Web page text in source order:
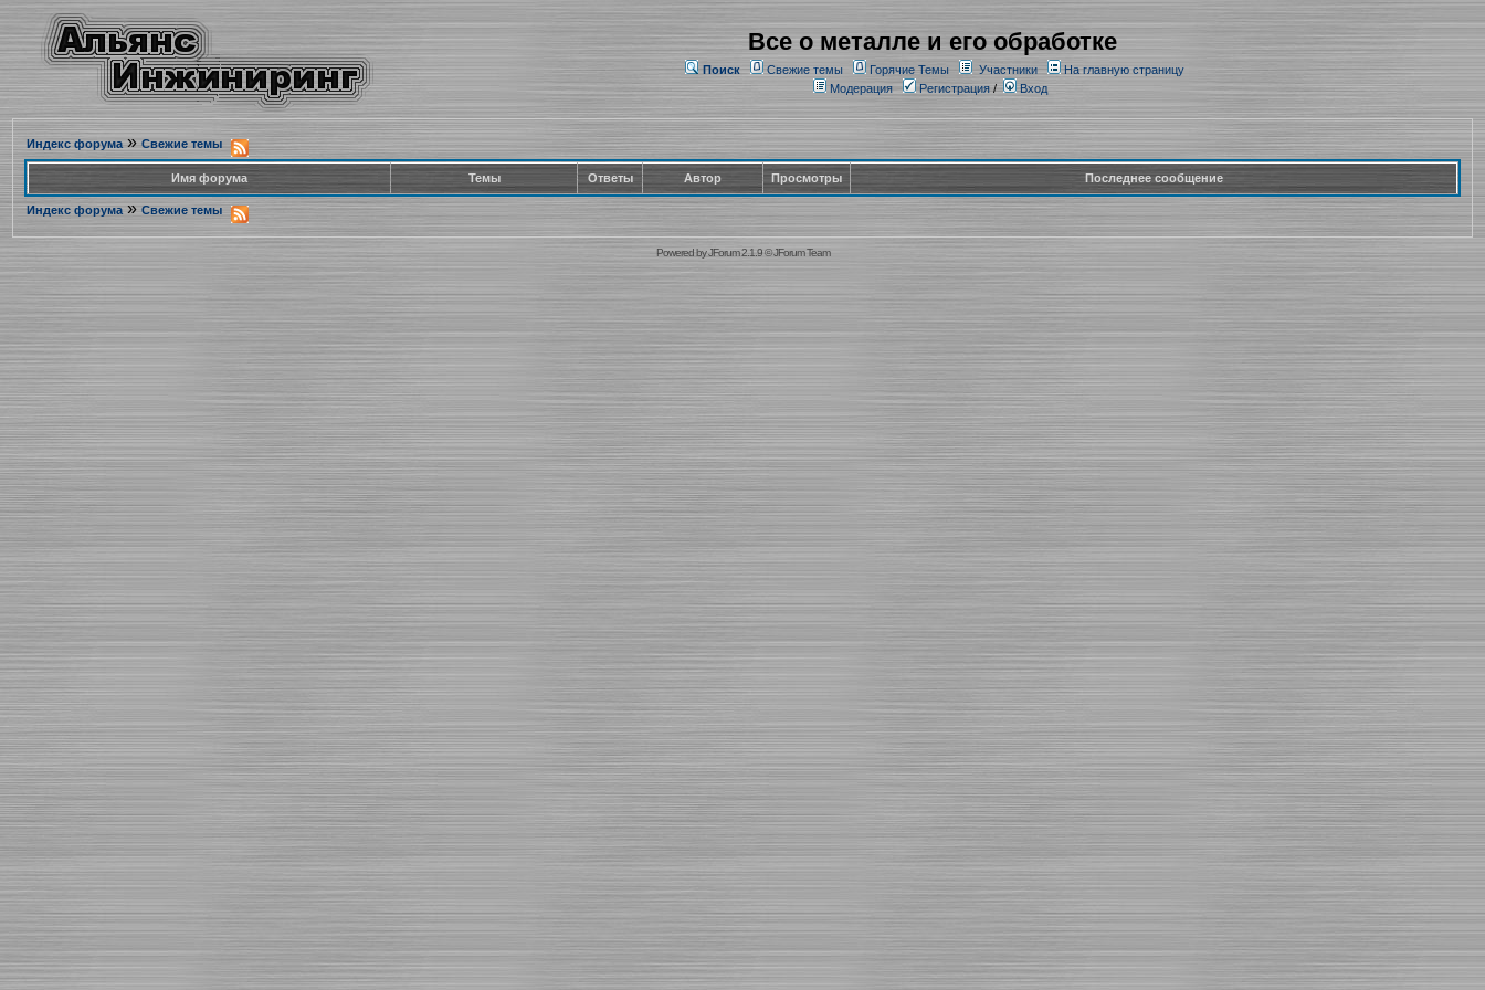
Все о металле и его обработке
Поиск Свежие темы Горячие Темы Участники
На главную страницу
Модерация
Регистрация/ Вход
Индекс форума» Свежие темы
Имя форума Темы Ответы Автор Просмотры Последнее сообщение
Индекс форума » Свежие темы
Powered byJForum 2.1.9©JForum Team